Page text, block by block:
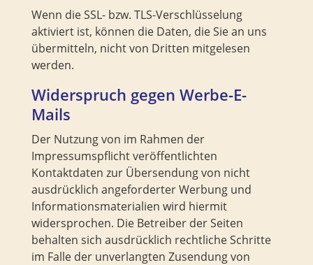
Wenn die SSL- bzw. TLS-Verschlüsselung
aktiviert ist, können die Daten, die Sie an uns
übermitteln, nicht von Dritten mitgelesen
werden.
Widerspruch gegen Werbe-E-
Mails
Der Nutzung von im Rahmen der
Impressumspflicht veröffentlichten
Kontaktdaten zur Übersendung von nicht
ausdrücklich angeforderter Werbung und
Informationsmaterialien wird hiermit
widersprochen. Die Betreiber der Seiten
behalten sich ausdrücklich rechtliche Schritte
im Falle der unverlangten Zusendung von